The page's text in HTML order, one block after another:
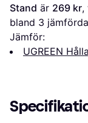
Stand är 269 kr,
bland 3
Jämför:
UGREEN